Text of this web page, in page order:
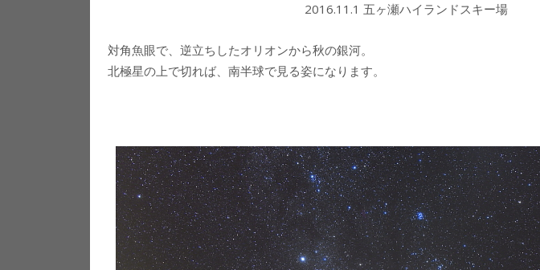
2016.11.1 五ヶ瀬ハイランドスキー場
対角魚眼で、逆立ちしたオリオンから秋の銀河。
北極星の上で切れば、南半球で見る姿になります。